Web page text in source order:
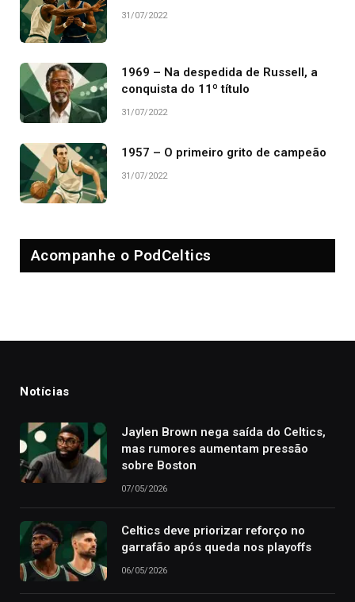
31/07/2022
1969 – Na despedida de Russell, a
conquista do 11º título
31/07/2022
1957 – O primeiro grito de campeão
31/07/2022
Acompanhe o PodCeltics
Notícias
Jaylen Brown nega saída do Celtics,
mas rumores aumentam pressão
sobre Boston
07/05/2026
Celtics deve priorizar reforço no
garrafão após queda nos playoffs
06/05/2026